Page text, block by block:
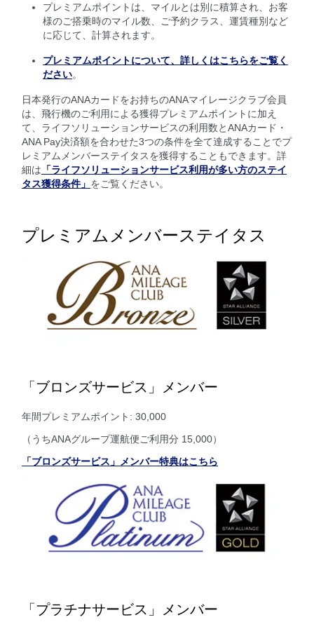
プレミアムポイントは、マイルとは別に積算され、お客
様のご搭乗時のマイル数、ご予約クラス、運賃種別など
に応じて、計算されます。
プレミアムポイントについて、詳しくはこちらをご覧く
ださい。
日本発行のANAカードをお持ちのANAマイレージクラブ会員
は、飛行機のご利用による獲得プレミアムポイントに加え
て、ライフソリューションサービスの利用数とANAカード・
ANA Pay決済額を合わせた3つの条件を全て達成することでプ
レミアムメンバーステイタスを獲得することもできます。詳
細は 「ライフソリューションサービス利用が多い方のステイ
タス獲得条件」 をご覧ください。
プレミアムメンバーステイタス
「ブロンズサービス」メンバー
年間プレミアムポイント: 30,000
（うちANAグループ運航便ご利用分 15,000）
「ブロンズサービス」メンバー特典はこちら
「プラチナサービス」メンバー